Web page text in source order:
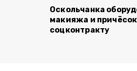
Оскольчанка
макияжа и
соцконтракту